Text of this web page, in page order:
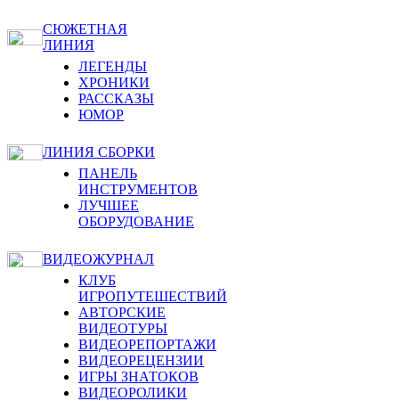
СЮЖЕТНАЯ
ЛИНИЯ
ЛЕГЕНДЫ
ХРОНИКИ
РАССКАЗЫ
ЮМОР
ЛИНИЯ СБОРКИ
ПАНЕЛЬ
ИНСТРУМЕНТОВ
ЛУЧШЕЕ
ОБОРУДОВАНИЕ
ВИДЕОЖУРНАЛ
КЛУБ
ИГРОПУТЕШЕСТВИЙ
АВТОРСКИЕ
ВИДЕОТУРЫ
ВИДЕОРЕПОРТАЖИ
ВИДЕОРЕЦЕНЗИИ
ИГРЫ ЗНАТОКОВ
ВИДЕОРОЛИКИ